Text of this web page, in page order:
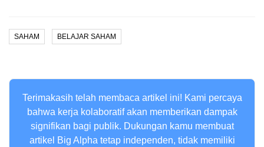
SAHAM BELAJAR SAHAM
Terimakasih telah membaca artikel ini! Kami percaya
bahwa kerja kolaboratif akan memberikan dampak
signifikan bagi publik. Dukungan kamu membuat
artikel Big Alpha tetap independen, tidak memiliki